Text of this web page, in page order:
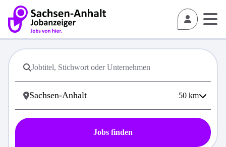
50 km
Jobs finden